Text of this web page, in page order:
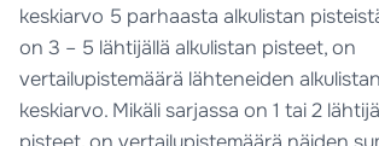
keskiarvo 5 parhaasta alkulistan
on 3 – 5 lähtijällä alkulistan pisteet, on
vertailupistemäärä lähteneiden
keskiarvo. Mikäli sarjassa on 1 tai 2